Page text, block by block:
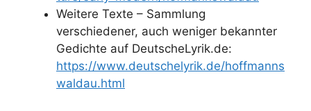
Weitere Texte – Sammlung
verschiedener, auch weniger bekannter
Gedichte auf DeutscheLyrik.de:
https://www.deutschelyrik.de/hoffmanns
waldau.html